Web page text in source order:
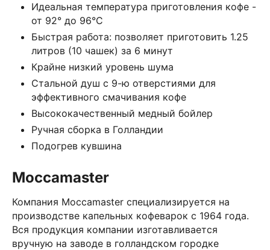
Идеальная температура приготовления кофе -
от 92° до 96°C
Быстрая работа: позволяет приготовить 1.25
литров (10 чашек) за 6 минут
Крайне низкий уровень шума
Стальной душ с 9-ю отверстиями для
эффективного смачивания кофе
Высококачественный медный бойлер
Ручная сборка в Голландии
Подогрев кувшина
Moccamaster
Компания Moccamaster специализируется на
производстве капельных кофеварок с 1964 года.
Вся продукция компании изготавливается
вручную на заводе в голландском городке